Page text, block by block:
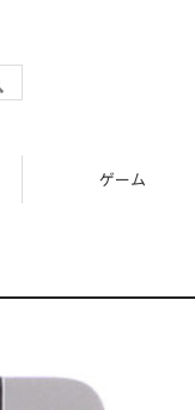
ゲーム